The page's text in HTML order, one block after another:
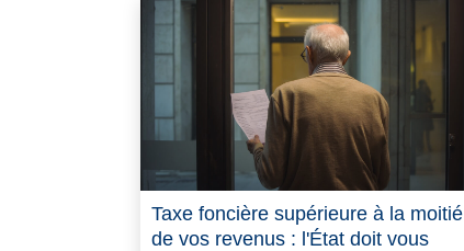
Taxe foncière supérieure à la moitié
de vos revenus : l'État doit vous